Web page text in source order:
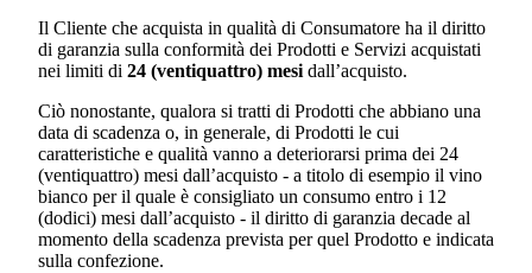
Il Cliente che acquista in qualità di Consumatore ha il diritto
di garanzia sulla conformità dei Prodotti e Servizi acquistati
nei limiti di 24 (ventiquattro) mesi dall’acquisto.
Ciò nonostante, qualora si tratti di Prodotti che abbiano una
data di scadenza o, in generale, di Prodotti le cui
caratteristiche e qualità vanno a deteriorarsi prima dei 24
(ventiquattro) mesi dall’acquisto - a titolo di esempio il vino
bianco per il quale è consigliato un consumo entro i 12
(dodici) mesi dall’acquisto - il diritto di garanzia decade al
momento della scadenza prevista per quel Prodotto e indicata
sulla confezione.